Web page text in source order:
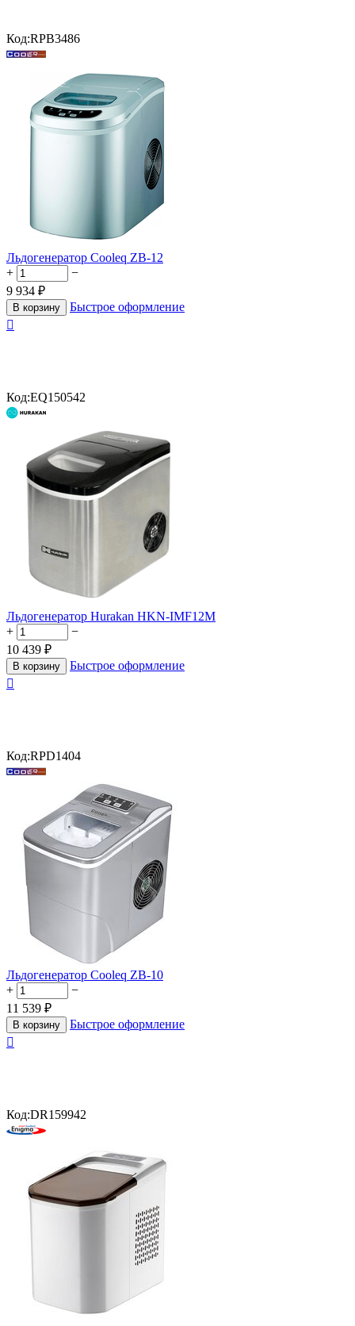
Код:RPB3486
Льдогенератор Cooleq ZB-12
+
−
9 934 ₽
В корзину
Быстрое оформление

Код:EQ150542
Льдогенератор Hurakan HKN-IMF12M
+
−
10 439 ₽
В корзину
Быстрое оформление

Код:RPD1404
Льдогенератор Cooleq ZB-10
+
−
11 539 ₽
В корзину
Быстрое оформление

Код:DR159942